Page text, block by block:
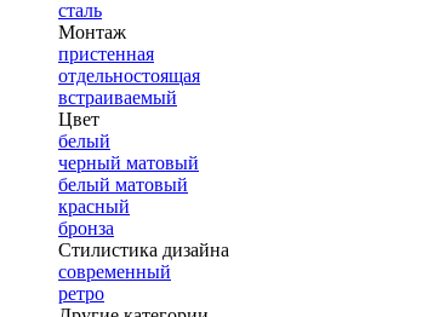
сталь
Монтаж
пристенная
отдельностоящая
встраиваемый
Цвет
белый
черный матовый
белый матовый
красный
бронза
Стилистика дизайна
современный
ретро